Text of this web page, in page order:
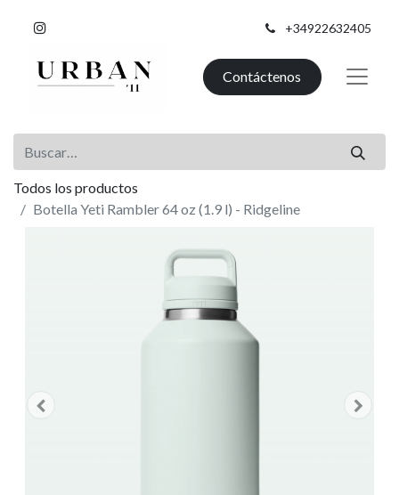
+34922632405
Contáctenos
Todos los productos
Botella Yeti Rambler 64 oz (1.9 l) - Ridgeline